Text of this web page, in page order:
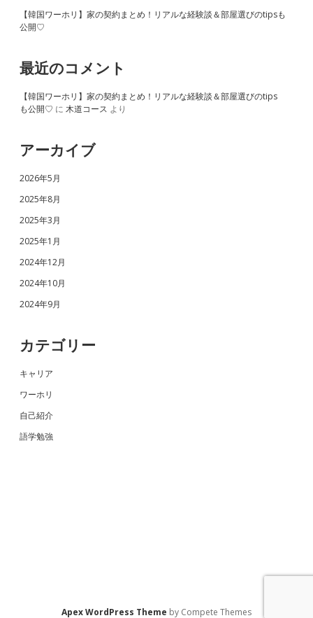
【韓国ワーホリ】家の契約まとめ！リアルな経験談＆部屋選びのtipsも
公開♡
最近のコメント
【韓国ワーホリ】家の契約まとめ！リアルな経験談＆部屋選びのtips
も公開♡ に 木道コース より
アーカイブ
2026年5月
2025年8月
2025年3月
2025年1月
2024年12月
2024年10月
2024年9月
カテゴリー
キャリア
ワーホリ
自己紹介
語学勉強
Apex WordPress Theme by Compete Themes